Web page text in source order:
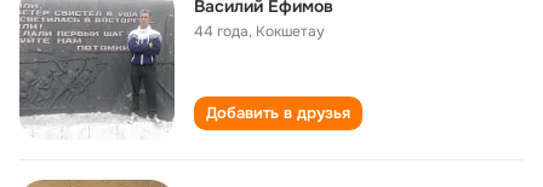
Василий Ефимов
44 года, Кокшетау
Добавить в друзья